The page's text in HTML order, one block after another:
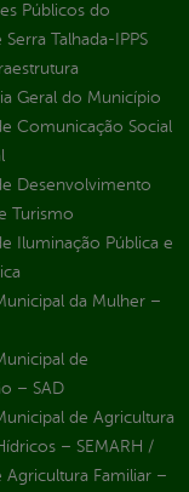
Públicos do
Talhada-IPPS
Geral do Município
Comunicação Social
Desenvolvimento
Turismo
Iluminação Pública e
da Mulher –
de
– SAD
de Agricultura
– SEMARH /
Agricultura Familiar –